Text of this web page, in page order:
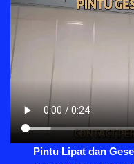
Pintu Lipat dan